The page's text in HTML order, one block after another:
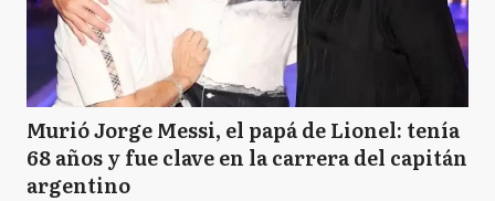
Murió Jorge Messi, el papá de Lionel: tenía
68 años y fue clave en la carrera del capitán
argentino